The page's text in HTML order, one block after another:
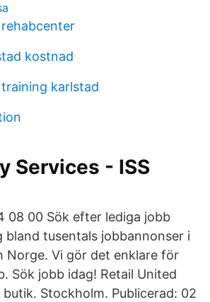
kostnad
karlstad
Services - ISS
08 00 Sök efter lediga jobb
bland tusentals jobbannonser i
Norge. Vi gör det enklare för
Sök jobb idag! Retail United
butik. Stockholm. Publicerad: 02